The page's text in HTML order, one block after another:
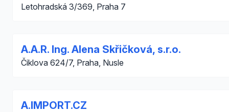
Letohradská 3/369, Praha 7
A.A.R. Ing. Alena Skřičková, s.r.o.
Čiklova 624/7, Praha, Nusle
A.IMPORT.CZ